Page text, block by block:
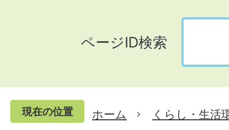
ページID検索
現在の位置 ホーム くらし・生活